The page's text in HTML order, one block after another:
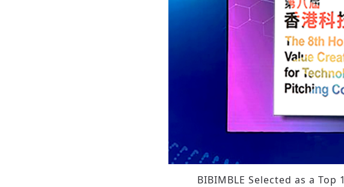
BIBIMBLE Selected as a